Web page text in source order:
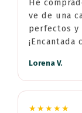
ve de una
perfectos y
¡Encantada
Lorena V.
★★★★★